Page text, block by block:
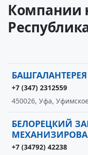
Компании
БАШГАЛАНТЕРЕЯ
+7 (347) 2312559
450026, Уфа,
БЕЛОРЕЦКИЙ
+7 (34792) 42238